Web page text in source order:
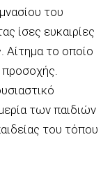
του
ίσες ευκαιρίες
Αίτημα το οποίο
των παιδιών
του τόπου